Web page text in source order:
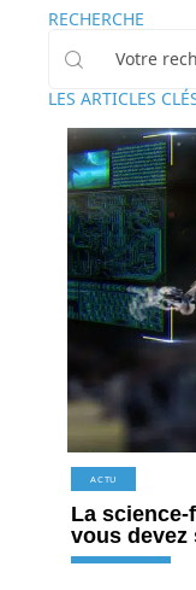
RECHERCHE
LES ARTICLES
ACTU
La
vous devez